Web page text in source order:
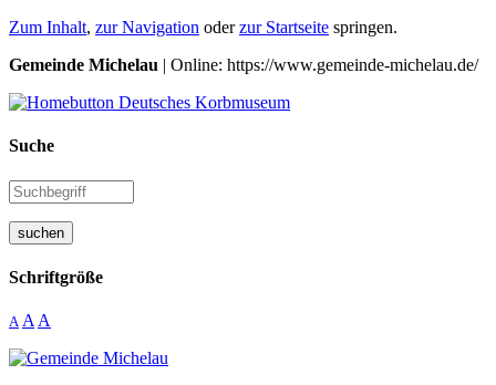
Zum Inhalt, zur Navigation oderzur Startseite springen.
Gemeinde Michelau | Online: https://www.gemeinde-michelau.de/
Suche
suchen
Schriftgröße
A A A